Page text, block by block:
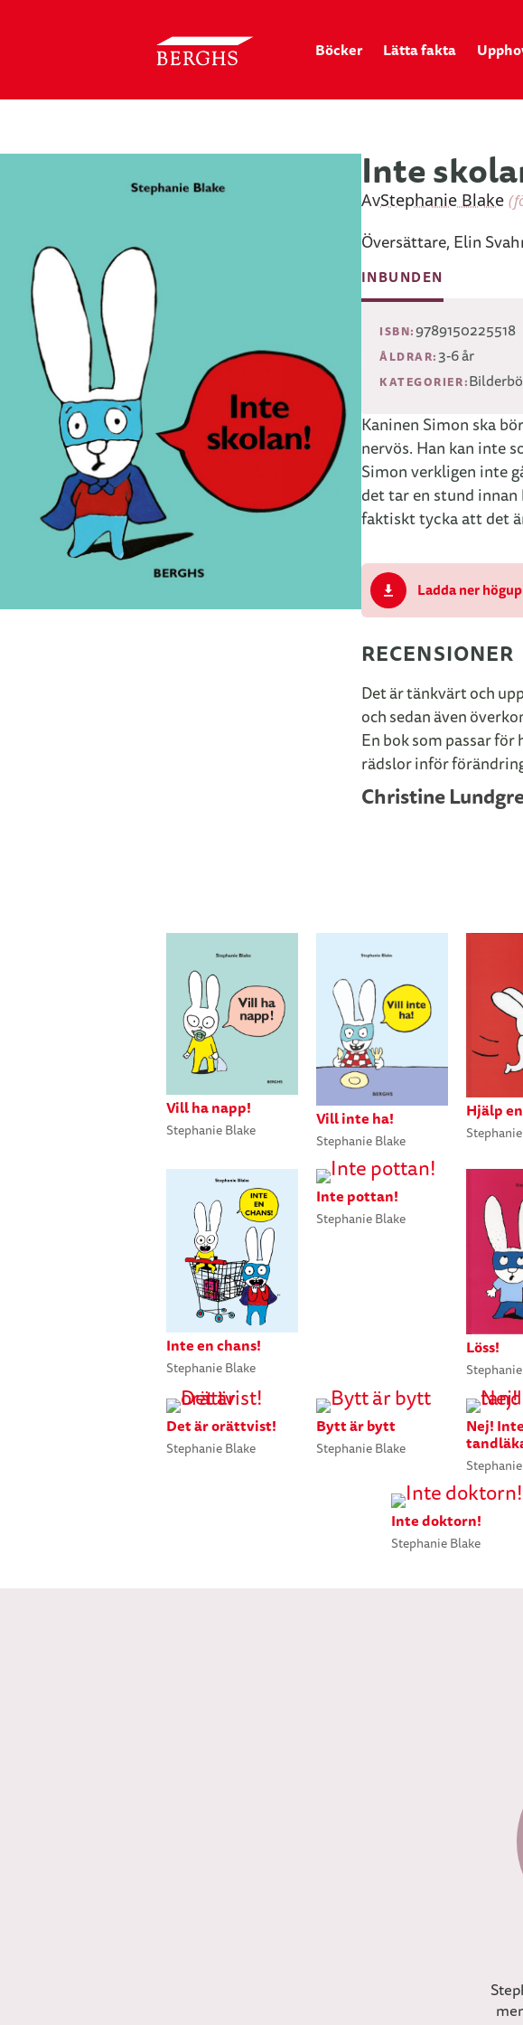
Böcker Lätta fakta
Inte
AvStephanie Blake
Översättare, Elin
INBUNDEN
ISBN:9789150225518
ÅLDRAR:3-6 år
KATEGORIER:
Kaninen Simon ska
nervös. Han kan inte
Simon verkligen inte
det tar en stund
faktiskt tycka att det
Ladda ner
RECENSIONER
Det är tänkvärt och
och sedan även
En bok som passar
rädslor inför
Christine
Vill ha napp!
Stephanie Blake
Vill inte ha!
Stephanie Blake
Hjälp
Inte en chans!
Stephanie Blake
Inte pottan!
Stephanie Blake
Löss!
Det är orättvist!
Stephanie Blake
Bytt är bytt
Stephanie Blake
Nej! Inte
Inte doktorn!
Stephanie Blake